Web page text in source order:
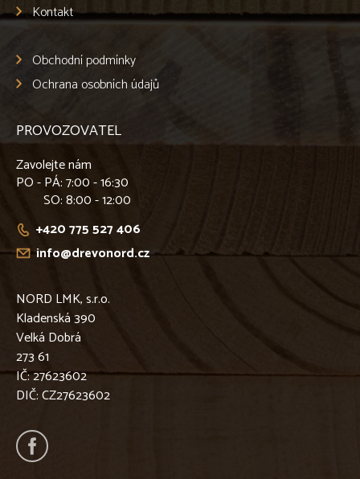
Kontakt
Obchodní podmínky
Ochrana osobních údajů
PROVOZOVATEL
Zavolejte nám
PO - PÁ: 7:00 - 16:30
SO: 8:00 - 12:00
+420 775 527 406
info@drevonord.cz
NORD LMK, s.r.o.
Kladenská 390
Velká Dobrá
273 61
IČ: 27623602
DIČ: CZ27623602